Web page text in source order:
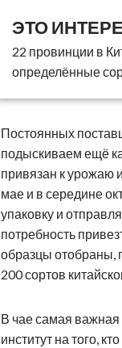
22 провинции в
определённые
Постоянных
подыскиваем ещё
привязан к урожаю
мае и в середине
упаковку и
потребность
образцы отобраны,
200 сортов
В чае самая важная
институт на того,